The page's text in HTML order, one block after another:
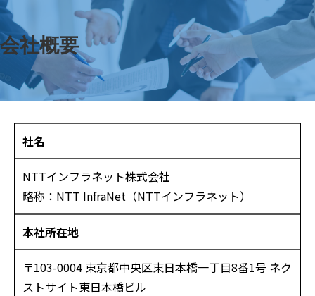
会社概要
社名
NTTインフラネット株式会社
略称：NTT InfraNet（NTTインフラネット）
本社所在地
〒103-0004 東京都中央区東日本橋一丁目8番1号 ネク
ストサイト東日本橋ビル